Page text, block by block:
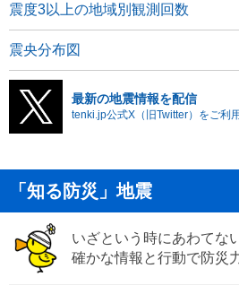
震度3以上の地域別観測回数
震央分布図
最新の地震情報を配信
tenki.jp公式X（旧Twitter）をご利
「知る防災」地震
いざという時にあわてな
確かな情報と行動で防災